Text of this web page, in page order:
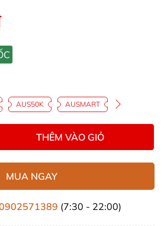
AUS50K AUSMART
THÊM VÀO GIỎ
MUA NGAY
(7:30 - 22:00)